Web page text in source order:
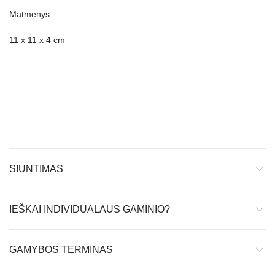
Matmenys:
11 x 11 x 4 cm
SIUNTIMAS
IEŠKAI INDIVIDUALAUS GAMINIO?
GAMYBOS TERMINAS